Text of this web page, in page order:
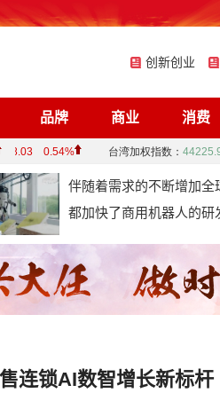
创新创业
品牌 商业 消费
伴随着需求的不断增加全
都加快了商用机器人的研
连锁AI数智增长新标杆